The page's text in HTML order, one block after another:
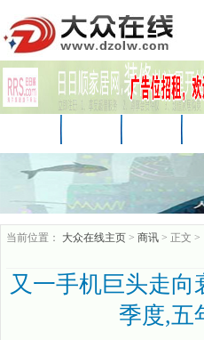
企业 游戏
当前位置： 大众在线主页 > 商讯 > 正文 >
又一手机巨头走向
季度,五